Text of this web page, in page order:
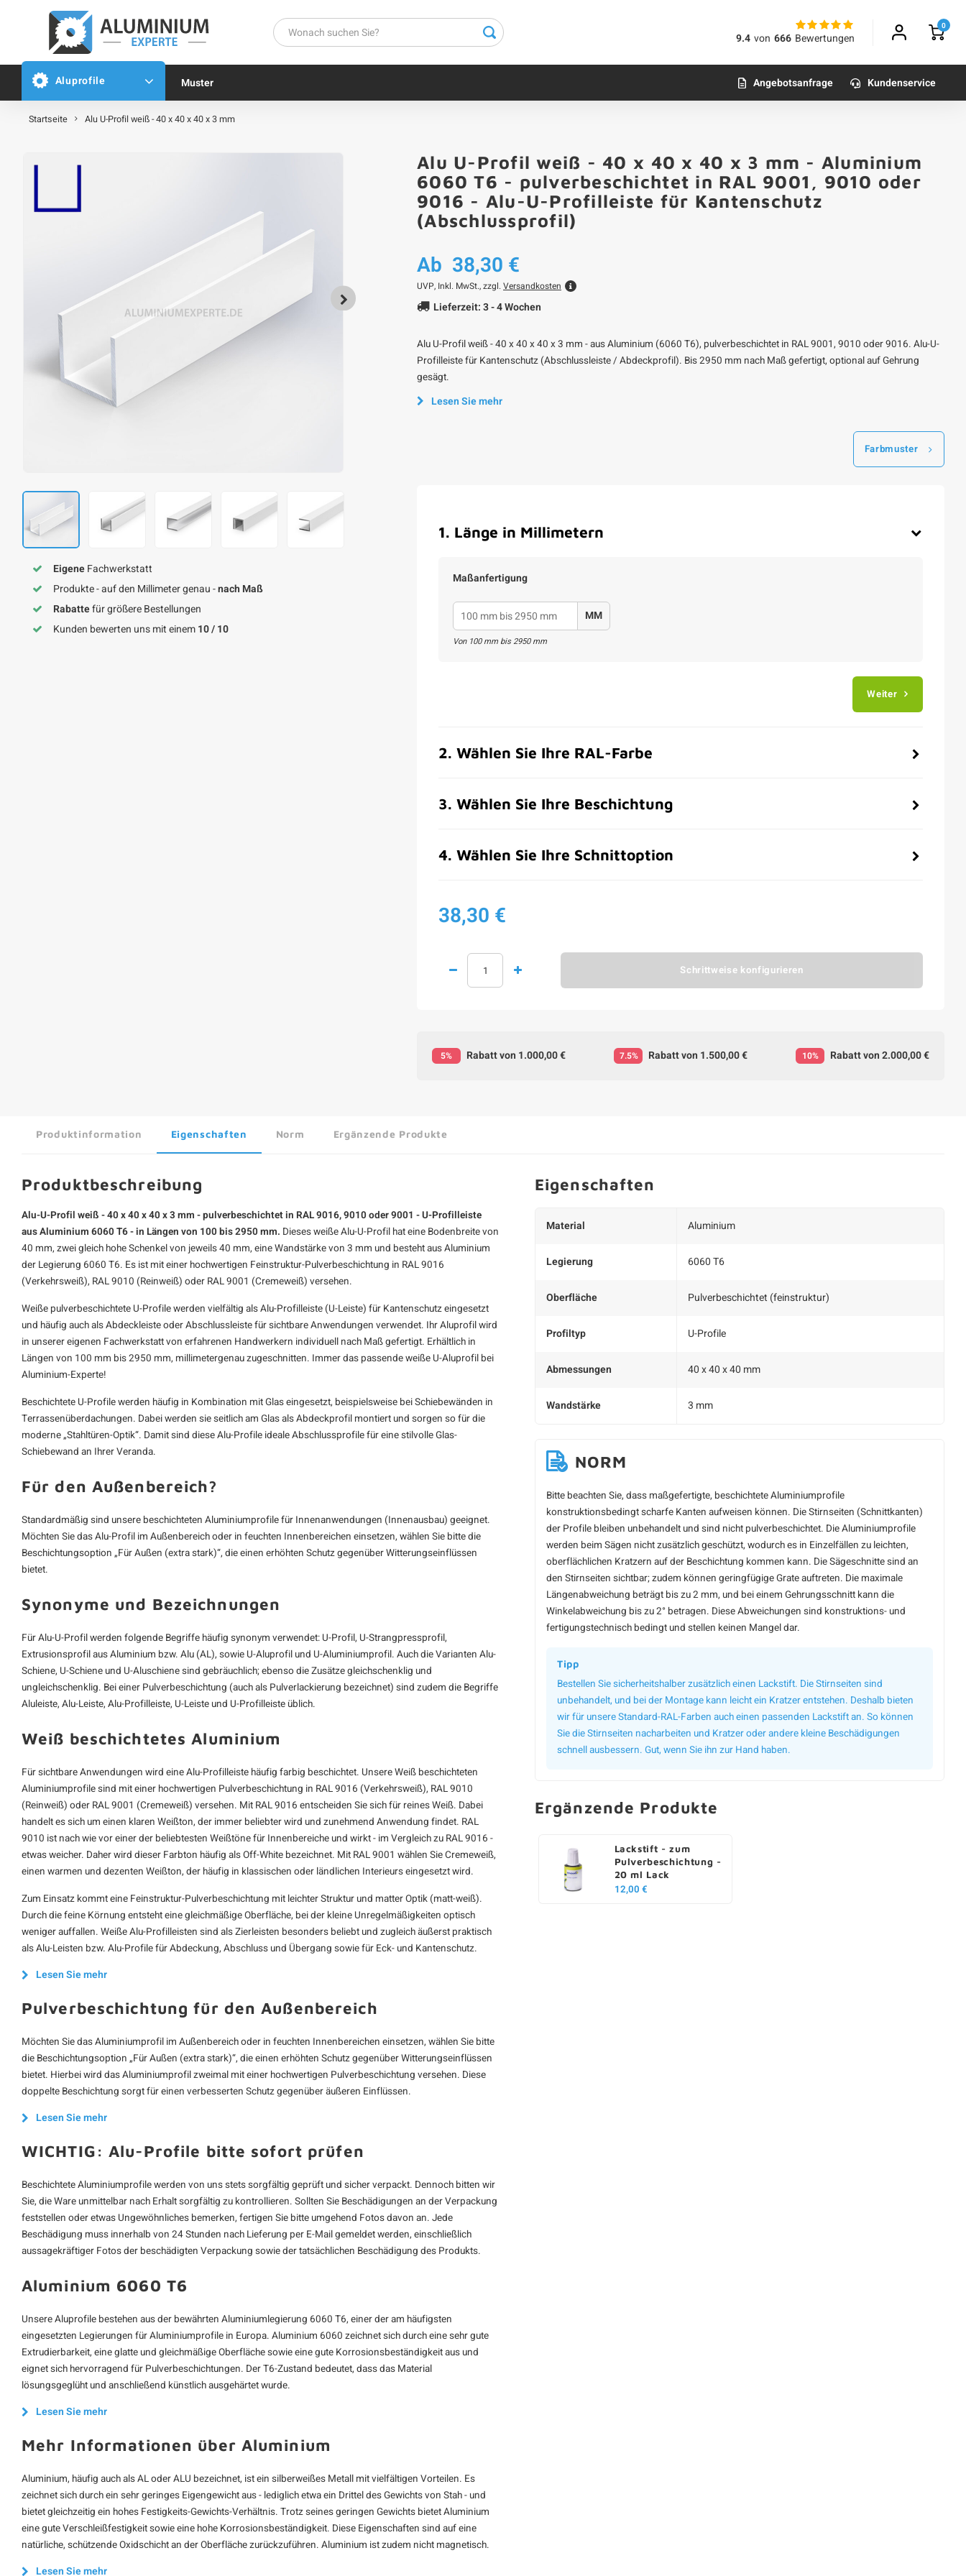
9.4 von 666 Bewertungen
0
Aluprofile Angebotsanfrage Kundenservice
Muster
Startseite Alu U-Profil weiß - 40 x 40 x 40 x 3 mm
EigeneFachwerkstatt
Produkte - auf den Millimeter genau -nach Maß
Rabattefür größere Bestellungen
Kunden bewerten uns mit einem10 / 10
Alu U-Profil weiß - 40 x 40 x 40 x 3 mm - Aluminium
6060 T6 - pulverbeschichtet in RAL 9001, 9010 oder
9016 - Alu-U-Profilleiste für Kantenschutz
(Abschlussprofil)
Ab 38,30 €
UVP, Inkl. MwSt., zzgl. Versandkosten
Lieferzeit: 3 - 4 Wochen
Alu U-Profil weiß - 40 x 40 x 40 x 3 mm - aus Aluminium (6060 T6), pulverbeschichtet in RAL 9001, 9010 oder 9016. Alu-U-
Profilleiste für Kantenschutz (Abschlussleiste / Abdeckprofil). Bis 2950 mm nach Maß gefertigt, optional auf Gehrung
gesägt.
Lesen Sie mehr
Farbmuster
1. Länge in Millimetern
Maßanfertigung
MM
Von 100mm bis2950mm
Weiter
2. Wählen Sie Ihre RAL-Farbe
3. Wählen Sie Ihre Beschichtung
4. Wählen Sie Ihre Schnittoption
38,30 €
Schrittweise konfigurieren
5% Rabatt von 1.000,00 € 7.5% Rabatt von 1.500,00 € 10% Rabatt von 2.000,00 €
Produktinformation Eigenschaften Norm Ergänzende Produkte
Produktbeschreibung
Alu-U-Profil weiß - 40 x 40 x 40 x 3 mm - pulverbeschichtet in RAL 9016, 9010 oder 9001 - U-Profilleiste
aus Aluminium 6060 T6 - in Längen von 100 bis 2950 mm. Diesesweiße Alu-U-Profil hat eine Bodenbreite von
40 mm, zwei gleich hohe Schenkel von jeweils 40 mm, eine Wandstärke von 3 mm und besteht aus Aluminium
der Legierung 6060 T6. Es ist mit einer hochwertigen Feinstruktur-Pulverbeschichtung in RAL 9016
(Verkehrsweiß), RAL 9010 (Reinweiß) oder RAL 9001 (Cremeweiß) versehen.
Weiße pulverbeschichtete U-Profile werden vielfältig alsAlu-Profilleiste (U-Leiste) für Kantenschutz eingesetzt
und häufig auch als Abdeckleiste oder Abschlussleiste für sichtbare Anwendungen verwendet. Ihr Aluprofil wird
in unserer eigenen Fachwerkstatt von erfahrenen Handwerkern individuell nach Maß gefertigt. Erhältlich in
Längen von 100 mm bis 2950 mm, millimetergenau zugeschnitten. Immer das passende weiße U-Aluprofil bei
Aluminium-Experte!
Beschichtete U-Profile werden häufig in Kombination mit Glas eingesetzt, beispielsweise bei Schiebewänden in
Terrassenüberdachungen. Dabei werden sie seitlich am Glas als Abdeckprofil montiert und sorgen so für die
moderne „Stahltüren-Optik“. Damit sind diese Alu-Profile ideale Abschlussprofile für eine stilvolle Glas-
Schiebewand an Ihrer Veranda.
Für den Außenbereich?
Standardmäßig sind unsere beschichteten Aluminiumprofile für Innenanwendungen (Innenausbau) geeignet.
Möchten Sie das Alu-Profil im Außenbereich oder in feuchten Innenbereichen einsetzen, wählen Sie bitte die
Beschichtungsoption „Für Außen (extra stark)“, die einen erhöhten Schutz gegenüber Witterungseinflüssen
bietet.
Synonyme und Bezeichnungen
Für Alu-U-Profil werden folgende Begriffe häufig synonym verwendet: U-Profil, U-Strangpressprofil,
Extrusionsprofil aus Aluminium bzw. Alu (AL), sowie U-Aluprofil und U-Aluminiumprofil. Auch die Varianten Alu-
Schiene, U-Schiene und U-Aluschiene sind gebräuchlich; ebenso die Zusätze gleichschenklig und
ungleichschenklig. Bei einer Pulverbeschichtung (auch als Pulverlackierung bezeichnet) sind zudem die Begriffe
Aluleiste, Alu-Leiste, Alu-Profilleiste, U-Leiste und U-Profilleiste üblich.
Weiß beschichtetes Aluminium
Für sichtbare Anwendungen wird eine Alu-Profilleiste häufig farbig beschichtet. Unsere Weiß beschichteten
Aluminiumprofile sind mit einer hochwertigen Pulverbeschichtung in RAL 9016 (Verkehrsweiß), RAL 9010
(Reinweiß) oder RAL 9001 (Cremeweiß) versehen. Mit RAL 9016 entscheiden Sie sich für reines Weiß. Dabei
handelt es sich um einen klaren Weißton, der immer beliebter wird und zunehmend Anwendung findet. RAL
9010 ist nach wie vor einer der beliebtesten Weißtöne für Innenbereiche und wirkt - im Vergleich zu RAL 9016 -
etwas weicher. Daher wird dieser Farbton häufig als Off-White bezeichnet. Mit RAL 9001 wählen Sie Cremeweiß,
einen warmen und dezenten Weißton, der häufig in klassischen oder ländlichen Interieurs eingesetzt wird.
Zum Einsatz kommt eine Feinstruktur-Pulverbeschichtung mit leichter Struktur und matter Optik (matt-weiß).
Durch die feine Körnung entsteht eine gleichmäßige Oberfläche, bei der kleine Unregelmäßigkeiten optisch
weniger auffallen. Weiße Alu-Profilleisten sind als Zierleisten besonders beliebt und zugleich äußerst praktisch
als Alu-Leisten bzw. Alu-Profile für Abdeckung, Abschluss und Übergang sowie für Eck- und Kantenschutz.
Lesen Sie mehr
Pulverbeschichtung für den Außenbereich
Möchten Sie das Aluminiumprofil im Außenbereich oder in feuchten Innenbereichen einsetzen, wählen Sie bitte
die Beschichtungsoption „Für Außen (extra stark)“, die einen erhöhten Schutz gegenüber Witterungseinflüssen
bietet. Hierbei wird das Aluminiumprofil zweimal mit einer hochwertigen Pulverbeschichtung versehen. Diese
doppelte Beschichtung sorgt für einen verbesserten Schutz gegenüber äußeren Einflüssen.
Lesen Sie mehr
WICHTIG: Alu-Profile bitte sofort prüfen
Beschichtete Aluminiumprofile werden von uns stets sorgfältig geprüft und sicher verpackt. Dennoch bitten wir
Sie, die Ware unmittelbar nach Erhalt sorgfältig zu kontrollieren. Sollten Sie Beschädigungen an der Verpackung
feststellen oder etwas Ungewöhnliches bemerken, fertigen Sie bitte umgehend Fotos davon an. Jede
Beschädigung muss innerhalb von 24 Stunden nach Lieferung per E-Mail gemeldet werden, einschließlich
aussagekräftiger Fotos der beschädigten Verpackung sowie der tatsächlichen Beschädigung des Produkts.
Aluminium 6060 T6
Unsere Aluprofile bestehen aus der bewährten Aluminiumlegierung 6060 T6, einer der am häufigsten
eingesetzten Legierungen für Aluminiumprofile in Europa. Aluminium 6060 zeichnet sich durch eine sehr gute
Extrudierbarkeit, eine glatte und gleichmäßige Oberfläche sowie eine gute Korrosionsbeständigkeit aus und
eignet sich hervorragend für Pulverbeschichtungen. Der T6-Zustand bedeutet, dass das Material
lösungsgeglüht und anschließend künstlich ausgehärtet wurde.
Lesen Sie mehr
Mehr Informationen über Aluminium
Aluminium, häufig auch als AL oder ALU bezeichnet, ist ein silberweißes Metall mit vielfältigen Vorteilen. Es
zeichnet sich durch ein sehr geringes Eigengewicht aus - lediglich etwa ein Drittel des Gewichts von Stah - und
bietet gleichzeitig ein hohes Festigkeits-Gewichts-Verhältnis. Trotz seines geringen Gewichts bietet Aluminium
eine gute Verschleißfestigkeit sowie eine hohe Korrosionsbeständigkeit. Diese Eigenschaften sind auf eine
natürliche, schützende Oxidschicht an der Oberfläche zurückzuführen. Aluminium ist zudem nicht magnetisch.
Lesen Sie mehr
Eigenschaften
Material Aluminium
Legierung 6060 T6
Oberfläche Pulverbeschichtet (feinstruktur)
Profiltyp U-Profile
Abmessungen 40 x 40 x 40 mm
Wandstärke 3 mm
NORM
Bitte beachten Sie, dass maßgefertigte, beschichtete Aluminiumprofile
konstruktionsbedingt scharfe Kanten aufweisen können. Die Stirnseiten (Schnittkanten)
der Profile bleiben unbehandelt und sind nicht pulverbeschichtet. Die Aluminiumprofile
werden beim Sägen nicht zusätzlich geschützt, wodurch es in Einzelfällen zu leichten,
oberflächlichen Kratzern auf der Beschichtung kommen kann. Die Sägeschnitte sind an
den Stirnseiten sichtbar; zudem können geringfügige Grate auftreten. Die maximale
Längenabweichung beträgt bis zu 2 mm, und bei einem Gehrungsschnitt kann die
Winkelabweichung bis zu 2° betragen. Diese Abweichungen sind konstruktions- und
fertigungstechnisch bedingt und stellen keinen Mangel dar.
Tipp
Bestellen Sie sicherheitshalber zusätzlich einen Lackstift. Die Stirnseiten sind
unbehandelt, und bei der Montage kann leicht ein Kratzer entstehen. Deshalb bieten
wir für unsere Standard-RAL-Farben auch einen passenden Lackstift an. So können
Sie die Stirnseiten nacharbeiten und Kratzer oder andere kleine Beschädigungen
schnell ausbessern. Gut, wenn Sie ihn zur Hand haben.
Ergänzende Produkte
Lackstift - zum
Pulverbeschichtung -
20 ml Lack
12,00 €